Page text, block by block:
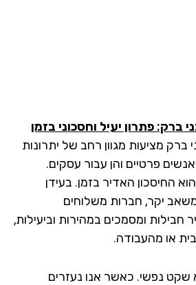
ברק: פתרון יעיל וחסכוני בזמן
ברק מציעות מגוון רחב של יתרונות
פרטיים והן עבור עסקים.
החיסכון האדיר בזמן. בעידן
משאב יקר, חברות משלוחים
חבילות ומסמכים במהירות וביעילות,
או מהעבודה.
שקט נפשי. כאשר אנו נעזרים